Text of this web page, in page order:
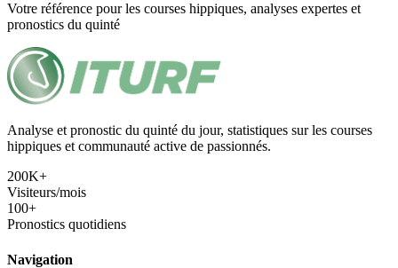
Votre référence pour les courses hippiques, analyses expertes et
pronostics du quinté
Analyse et pronostic du quinté du jour, statistiques sur les courses
hippiques et communauté active de passionnés.
200K+
Visiteurs/mois
100+
Pronostics quotidiens
Navigation